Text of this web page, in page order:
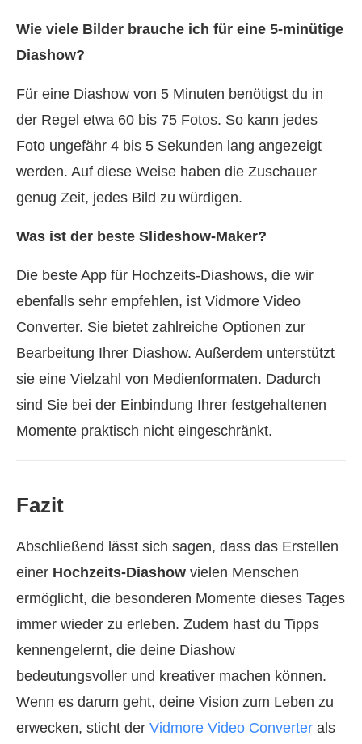
Wie viele Bilder brauche ich für eine 5‑minütige
Diashow?
Für eine Diashow von 5 Minuten benötigst du in
der Regel etwa 60 bis 75 Fotos. So kann jedes
Foto ungefähr 4 bis 5 Sekunden lang angezeigt
werden. Auf diese Weise haben die Zuschauer
genug Zeit, jedes Bild zu würdigen.
Was ist der beste Slideshow‑Maker?
Die beste App für Hochzeits-Diashows, die wir
ebenfalls sehr empfehlen, ist Vidmore Video
Converter. Sie bietet zahlreiche Optionen zur
Bearbeitung Ihrer Diashow. Außerdem unterstützt
sie eine Vielzahl von Medienformaten. Dadurch
sind Sie bei der Einbindung Ihrer festgehaltenen
Momente praktisch nicht eingeschränkt.
Fazit
Abschließend lässt sich sagen, dass das Erstellen
einer Hochzeits‑Diashow vielen Menschen
ermöglicht, die besonderen Momente dieses Tages
immer wieder zu erleben. Zudem hast du Tipps
kennengelernt, die deine Diashow
bedeutungsvoller und kreativer machen können.
Wenn es darum geht, deine Vision zum Leben zu
erwecken, sticht der Vidmore Video Converter als